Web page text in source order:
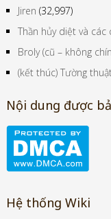
Broly (cũ – không
(kết thúc) Tường
Nội dung được
Hệ thống Wiki